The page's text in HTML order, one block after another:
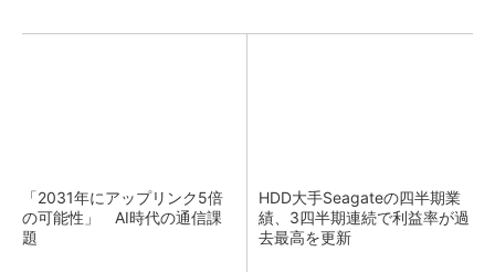
「2031年にアップリンク5倍
の可能性」 AI時代の通信課
題
HDD大手Seagateの四半期業
績、3四半期連続で利益率が過
去最高を更新